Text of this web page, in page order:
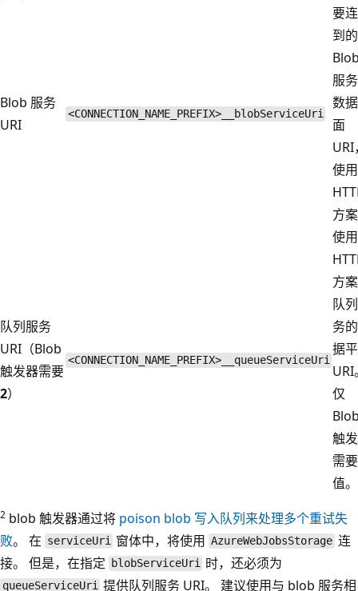
Blob 服务
URI
<CONNECTION_NAME_PREFIX>__blobServiceUri
要
到的
服
数
面
URI
使用
方
队列服务
URI（Blob
触发器需要
2）
<CONNECTION_NAME_PREFIX>__queueServiceUri
使用
方
队
务
据
URI
仅
触
需
值。
2 blob 触发器通过将 poison blob 写入队列来处理多个重试失
败。 在 serviceUri 窗体中，将使用 AzureWebJobsStorage 连
接。 但是，在指定
blobServiceUri 时，还必须为
queueServiceUri 提供队列服务 URI。 建议使用与 blob 服务相